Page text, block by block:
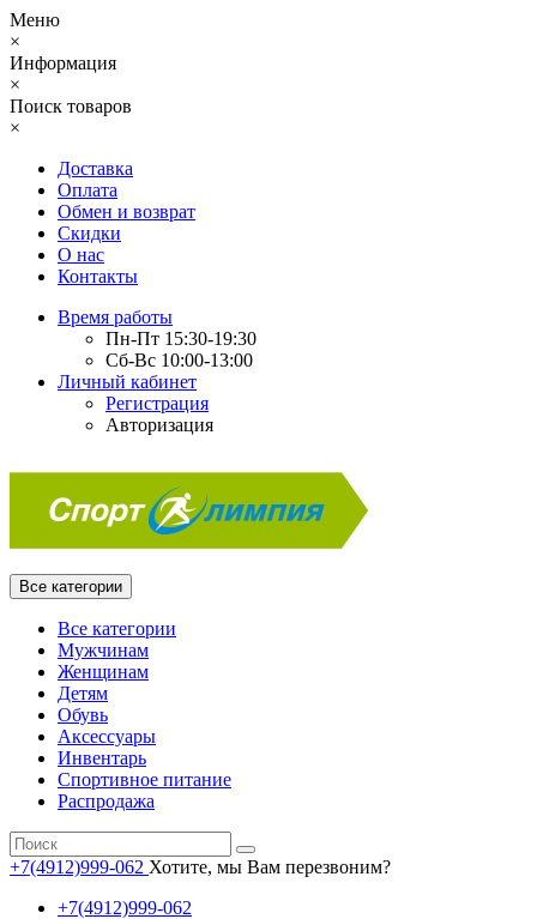
Меню
×
Информация
×
Поиск товаров
×
Доставка
Оплата
Обмен и возврат
Скидки
О нас
Контакты
Время работы
Пн-Пт 15:30-19:30
Сб-Вс 10:00-13:00
Личный кабинет
Регистрация
Авторизация
Все категории
Все категории
Мужчинам
Женщинам
Детям
Обувь
Аксессуары
Инвентарь
Спортивное питание
Распродажа
+7(4912)999-062 Хотите, мы Вам перезвоним?
+7(4912)999-062